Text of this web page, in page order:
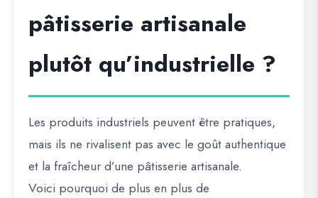
pâtisserie artisanale
plutôt qu’industrielle ?
Les produits industriels peuvent être pratiques,
mais ils ne rivalisent pas avec le goût authentique
et la fraîcheurd’une pâtisserie artisanale.
Voici pourquoi de plus en plus de